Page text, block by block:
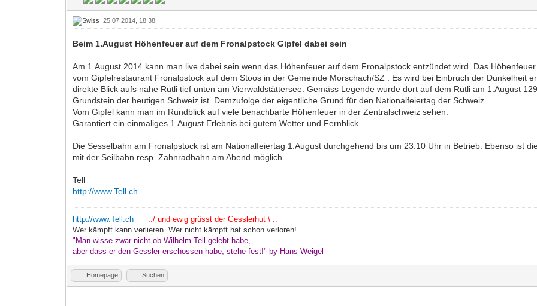
25.07.2014, 18:38
Beim 1.August Höhenfeuer auf dem Fronalpstock Gipfel dabei sein
Am 1.August 2014 kann man live dabei sein wenn das Höhenfeuer auf dem Fronalpstock entzündet wird. Das
vom Gipfelrestaurant Fronalpstock auf dem Stoos in der Gemeinde Morschach/SZ . Es wird bei Einbruch der Dunkelheit
direkte Blick aufs nahe Rütli tief unten am Vierwaldstättersee. Gemäss Legende wurde dort auf dem Rütli am 1.August
Grundstein der heutigen Schweiz ist. Demzufolge der eigentliche Grund für den Nationalfeiertag der Schweiz.
Vom Gipfel kann man im Rundblick auf viele benachbarte Höhenfeuer in der Zentralschweiz sehen.
Garantiert ein einmaliges 1.August Erlebnis bei gutem Wetter und Fernblick.
Die Sesselbahn am Fronalpstock ist am Nationalfeiertag 1.August durchgehend bis um 23:10 Uhr in Betrieb. Ebenso ist
mit der Seilbahn resp. Zahnradbahn am Abend möglich.
Tell
http://www.Tell.ch
http://www.Tell.ch
.:/ und ewig grüsst der Gesslerhut \ :.
Wer kämpft kann verlieren. Wer nicht kämpft hat schon verloren!
"Man wisse zwar nicht ob Wilhelm Tell gelebt habe,
aber dass er den Gessler erschossen habe, stehe fest!" by Hans Weigel
Homepage Suchen